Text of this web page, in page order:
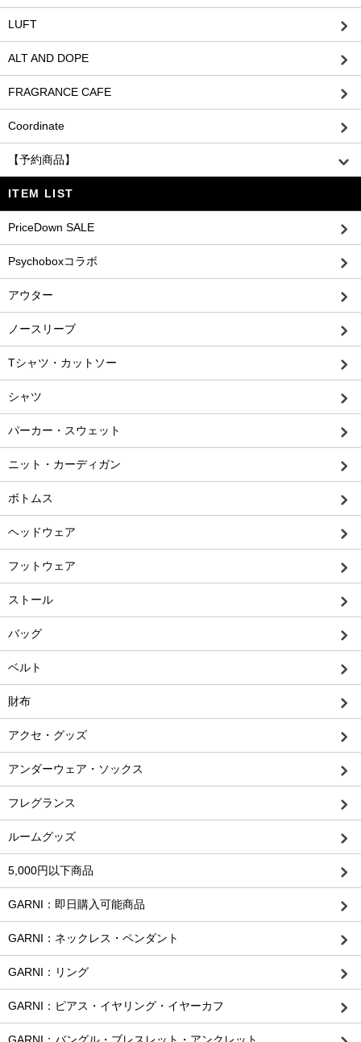
LUFT
ALT AND DOPE
FRAGRANCE CAFE
Coordinate
【予約商品】
ITEM LIST
PriceDown SALE
Psychoboxコラボ
アウター
ノースリーブ
Tシャツ・カットソー
シャツ
パーカー・スウェット
ニット・カーディガン
ボトムス
ヘッドウェア
フットウェア
ストール
バッグ
ベルト
財布
アクセ・グッズ
アンダーウェア・ソックス
フレグランス
ルームグッズ
5,000円以下商品
GARNI：即日購入可能商品
GARNI：ネックレス・ペンダント
GARNI：リング
GARNI：ピアス・イヤリング・イヤーカフ